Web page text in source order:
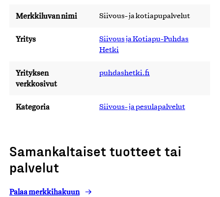
Merkkiluvan nimi Siivous- ja kotiapupalvelut
Yritys
Siivous ja Kotiapu-Puhdas
Hetki
Yrityksen
verkkosivut
puhdashetki.fi
Kategoria Siivous- ja pesulapalvelut
Samankaltaiset tuotteet tai
palvelut
Palaa merkkihakuun